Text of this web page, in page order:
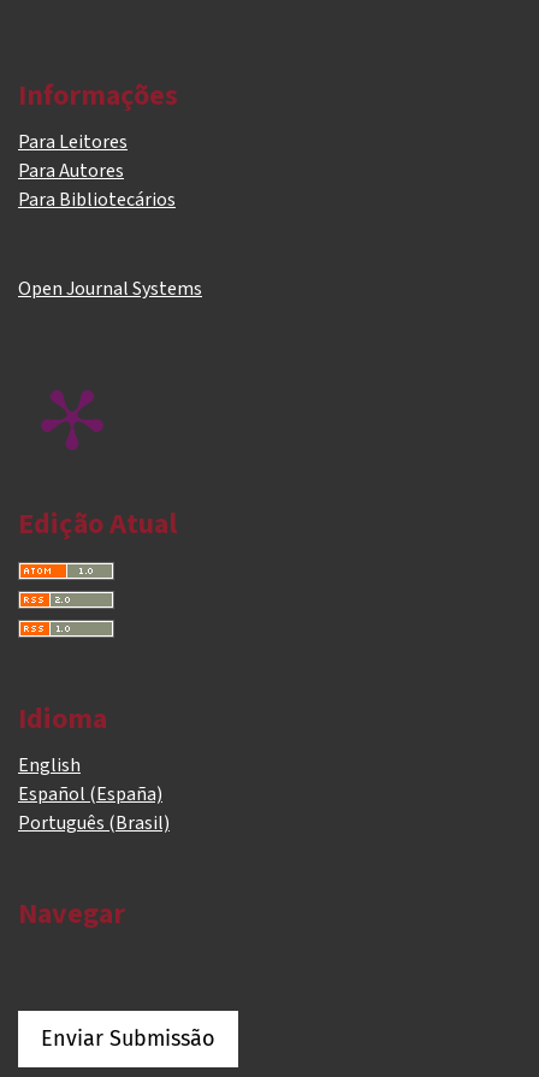
Informações
Para Leitores
Para Autores
Para Bibliotecários
Open Journal Systems
Edição Atual
Idioma
English
Español (España)
Português (Brasil)
Navegar
Enviar Submissão